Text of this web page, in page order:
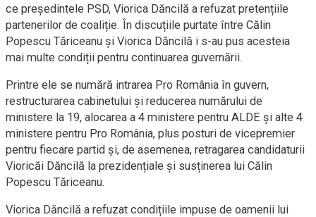
ce președintele PSD, Viorica Dăncilă a refuzat pretențiile
partenerilor de coaliție. În discuțiile purtate între Călin
Popescu Tăriceanu și Viorica Dăncilă i s-au pus acesteia
mai multe condiții pentru continuarea guvernării.
Printre ele se numără intrarea Pro România în guvern,
restructurarea cabinetului și reducerea numărului de
ministere la 19, alocarea a 4 ministere pentru ALDE și alte 4
ministere pentru Pro România, plus posturi de vicepremier
pentru fiecare partid și, de asemenea, retragarea candidaturii
Vioricăi Dăncilă la prezidențiale și susținerea lui Călin
Popescu Tăriceanu.
Viorica Dăncilă a refuzat condițiile impuse de oamenii lui